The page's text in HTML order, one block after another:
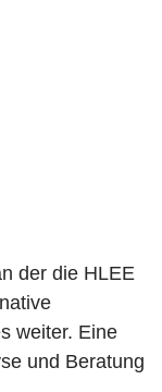
der die HLEE
weiter. Eine
und Beratung